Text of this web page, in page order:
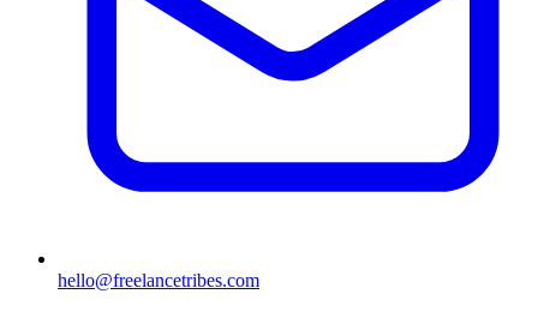
hello@freelancetribes.com